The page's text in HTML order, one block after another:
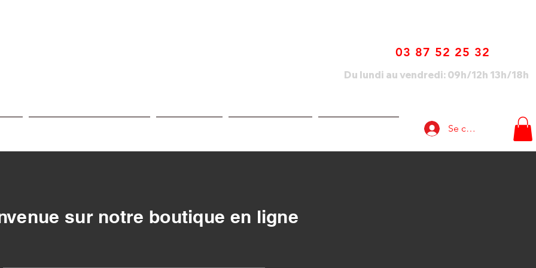
03 87 52 25 32
Du lundi au vendredi: 09h/12h 13h/18h
Se connecter
sur notre boutique en ligne